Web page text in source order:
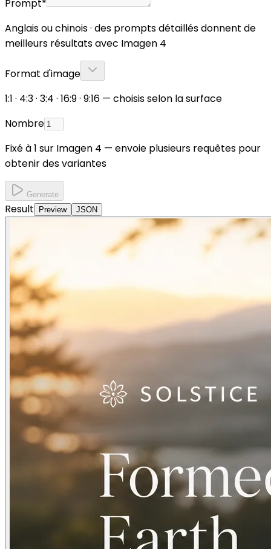
Prompt*
Anglais ou chinois · des prompts détaillés donnent de
meilleurs résultats avec Imagen 4
Format d'image
1:1 · 4:3 · 3:4 · 16:9 · 9:16 — choisis selon la surface
Nombre
Fixé à 1 sur Imagen 4 — envoie plusieurs requêtes pour
obtenir des variantes
Generate
Result Preview JSON